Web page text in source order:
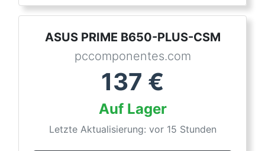
ASUS PRIME B650-PLUS-CSM
pccomponentes.com
137 €
Auf Lager
Letzte Aktualisierung: vor 15 Stunden